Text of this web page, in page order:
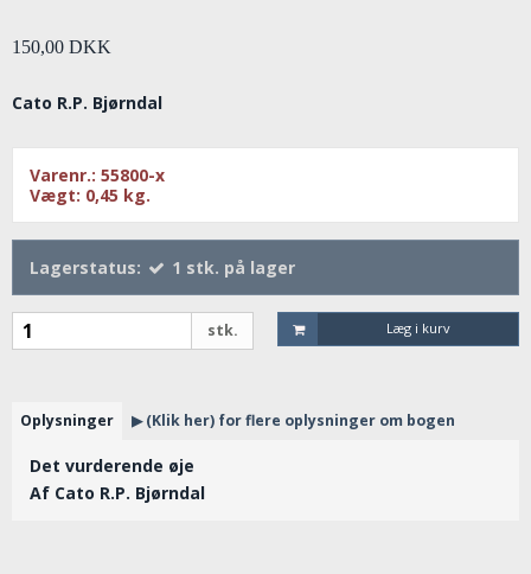
150,00 DKK
Cato R.P. Bjørndal
Varenr.: 55800-x
Vægt: 0,45 kg.
Lagerstatus: 1 stk. på lager
stk. Læg i kurv
Oplysninger ▶ (Klik her) for flere oplysninger om bogen
Det vurderende øje
Af Cato R.P. Bjørndal